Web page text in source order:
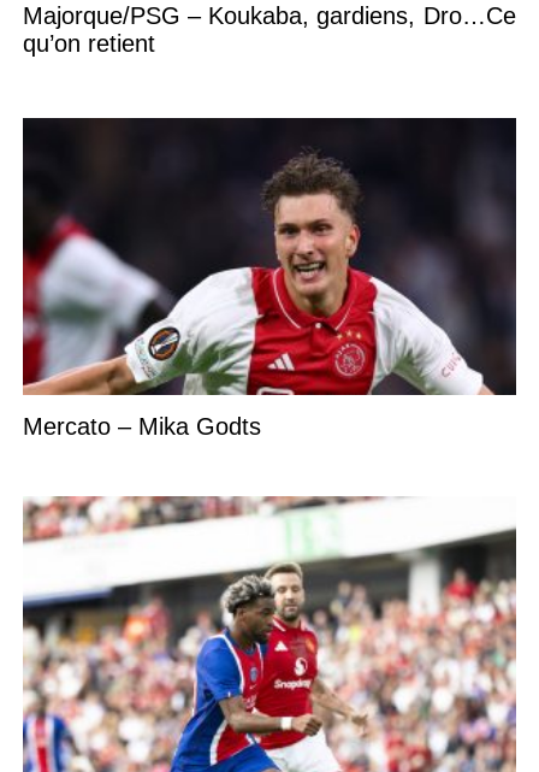
Majorque/PSG – Koukaba, gardiens, Dro…Ce
qu’on retient
Mercato – Mika Godts